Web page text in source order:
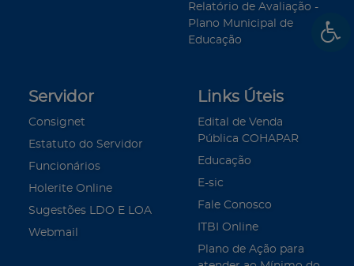
Relatório de Avaliação -
Plano Municipal de
Educação
Servidor
Consignet
Estatuto do Servidor
Funcionários
Holerite Online
Sugestões LDO E LOA
Webmail
Links Úteis
Edital de Venda
Pública COHAPAR
Educação
E-sic
Fale Conosco
ITBI Online
Plano de Ação para